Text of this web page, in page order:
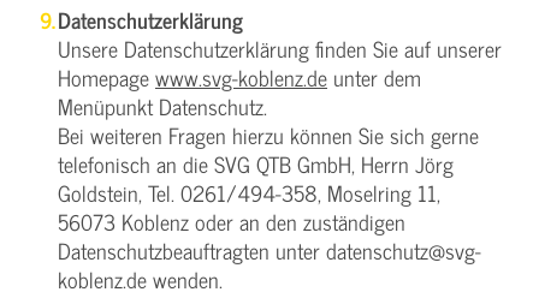
Datenschutzerklärung
Unsere Datenschutzerklärung finden Sie auf unserer
Homepagewww.svg-koblenz.de unter dem
Menüpunkt Datenschutz.
Bei weiteren Fragen hierzu können Sie sich gerne
telefonisch an die SVG QTB GmbH, Herrn Jörg
Goldstein, Tel. 0261/494-358, Moselring 11,
56073 Koblenz oder an den zuständigen
Datenschutzbeauftragten unter datenschutz@svg-
koblenz.de wenden.